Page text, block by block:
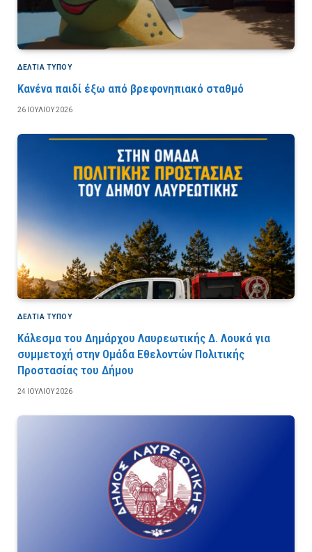
ΔΕΛΤΙΑ ΤΥΠΟΥ
Κανένα παιδί έξω από βρεφονηπιακό σταθμό
26 ΙΟΥΛΊΟΥ 2026
ΔΕΛΤΙΑ ΤΥΠΟΥ
Κάλεσμα του Δημάρχου Λαυρεωτικής Δ. Λουκά για
συμμετοχή στην Ομάδα Εθελοντών Πολιτικής
Προστασίας του Δήμου
24 ΙΟΥΛΊΟΥ 2026